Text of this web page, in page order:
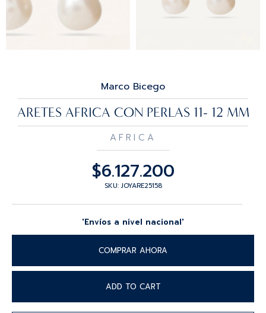
Marco Bicego
ARETES AFRICA CON PERLAS 11- 12 MM
AFRICA
$6.127.200
SKU: JOYARE25158
'Envíos a nivel nacional'
COMPRAR AHORA
ADD TO CART